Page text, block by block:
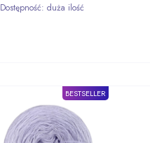
Dostępność: duża ilość
BESTSELLER